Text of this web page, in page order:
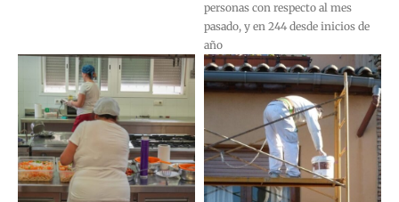
personas con respecto al mes
pasado, y en 244 desde inicios de
año